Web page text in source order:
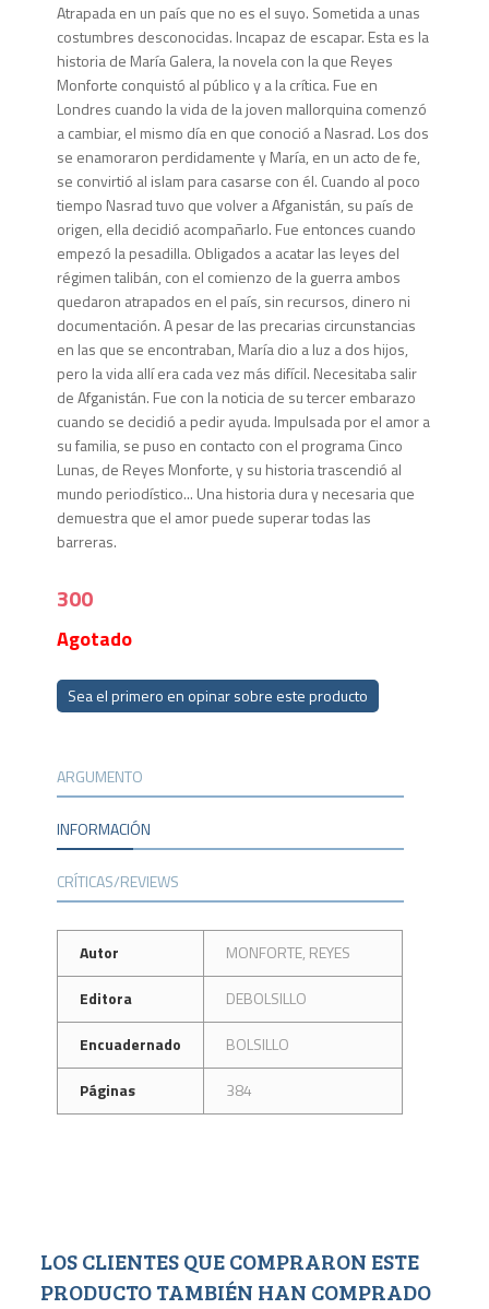
Atrapada en un país que no es el suyo. Sometida a unas
costumbres desconocidas. Incapaz de escapar. Esta es la
historia de María Galera, la novela con la que Reyes
Monforte conquistó al público y a la crítica. Fue en
Londres cuando la vida de la joven mallorquina comenzó
a cambiar, el mismo día en que conoció a Nasrad. Los dos
se enamoraron perdidamente y María, en un acto de fe,
se convirtió al islam para casarse con él. Cuando al poco
tiempo Nasrad tuvo que volver a Afganistán, su país de
origen, ella decidió acompañarlo. Fue entonces cuando
empezó la pesadilla. Obligados a acatar las leyes del
régimen talibán, con el comienzo de la guerra ambos
quedaron atrapados en el país, sin recursos, dinero ni
documentación. A pesar de las precarias circunstancias
en las que se encontraban, María dio a luz a dos hijos,
pero la vida allí era cada vez más difícil. Necesitaba salir
de Afganistán. Fue con la noticia de su tercer embarazo
cuando se decidió a pedir ayuda. Impulsada por el amor a
su familia, se puso en contacto con el programa Cinco
Lunas, de Reyes Monforte, y su historia trascendió al
mundo periodístico... Una historia dura y necesaria que
demuestra que el amor puede superar todas las
barreras.
300
Agotado
Sea el primero en opinar sobre este producto
ARGUMENTO
INFORMACIÓN
CRÍTICAS/REVIEWS
Autor
MONFORTE, REYES
Editora
DEBOLSILLO
Encuadernado
BOLSILLO
Páginas
384
LOS CLIENTES QUE COMPRARON ESTE
PRODUCTO TAMBIÉN HAN COMPRADO